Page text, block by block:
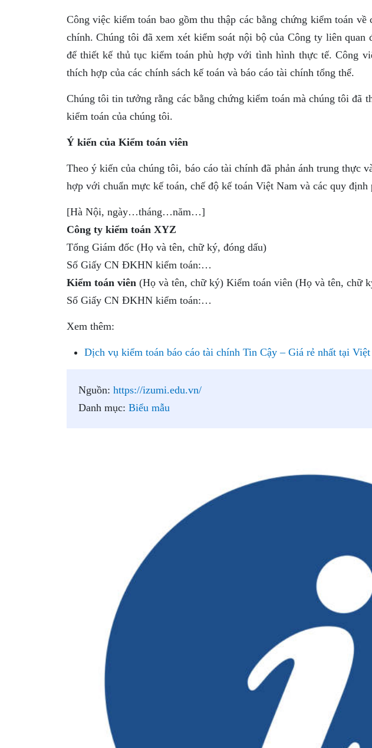
Công việc kiểm toán bao gồm thu thập các bằng chứng kiểm toán
chính. Chúng tôi đã xem xét kiểm soát nội bộ của Công ty liên
để thiết kế thủ tục kiểm toán phù hợp với tình hình thực tế. Công
thích hợp của các chính sách kế toán và báo cáo tài chính tổng thể.
Chúng tôi tin tưởng rằng các bằng chứng kiểm toán mà chúng tôi đã
kiểm toán của chúng tôi.
Ý kiến của Kiểm toán viên
Theo ý kiến của chúng tôi, báo cáo tài chính đã phản ánh trung thực
hợp với chuẩn mực kế toán, chế độ kế toán Việt Nam và các quy định
[Hà Nội, ngày…tháng…năm…]
Công ty kiểm toán XYZ
Tổng Giám đốc (Họ và tên, chữ ký, đóng dấu)
Số Giấy CN ĐKHN kiểm toán:…
Kiểm toán viên(Họ và tên, chữ ký) Kiểm toán viên (Họ và tên, chữ
Số Giấy CN ĐKHN kiểm toán:…
Xem thêm:
Dịch vụ kiểm toán báo cáo tài chính Tin Cậy – Giá rẻ nhất tại
Nguồn: https://izumi.edu.vn/
Danh mục: Biểu mẫu